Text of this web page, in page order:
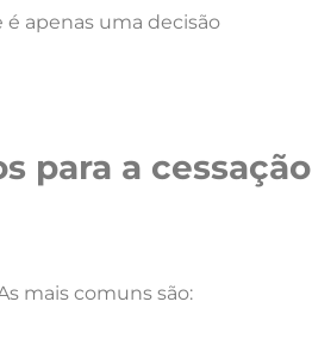
apenas uma decisão
para a cessação
mais comuns são: